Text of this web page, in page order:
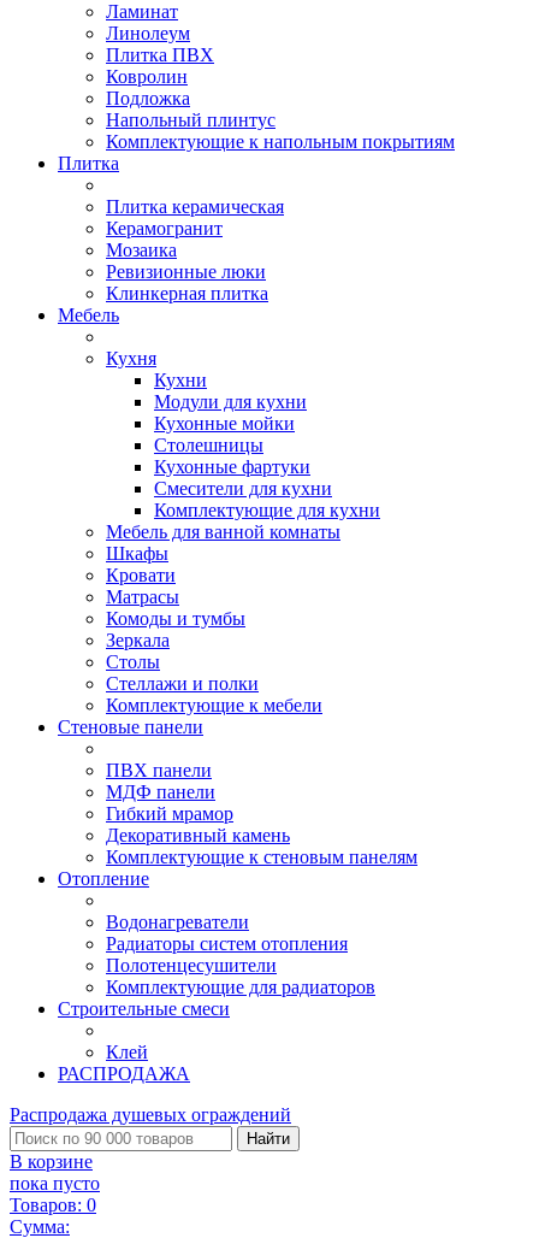
Ламинат
Линолеум
Плитка ПВХ
Ковролин
Подложка
Напольный плинтус
Комплектующие к напольным покрытиям
Плитка
Плитка керамическая
Керамогранит
Мозаика
Ревизионные люки
Клинкерная плитка
Мебель
Кухня
Кухни
Модули для кухни
Кухонные мойки
Столешницы
Кухонные фартуки
Смесители для кухни
Комплектующие для кухни
Мебель для ванной комнаты
Шкафы
Кровати
Матрасы
Комоды и тумбы
Зеркала
Столы
Стеллажи и полки
Комплектующие к мебели
Стеновые панели
ПВХ панели
МДФ панели
Гибкий мрамор
Декоративный камень
Комплектующие к стеновым панелям
Отопление
Водонагреватели
Радиаторы систем отопления
Полотенцесушители
Комплектующие для радиаторов
Строительные смеси
Клей
РАСПРОДАЖА
Распродажа душевых ограждений
Найти
В корзине
пока пусто
Товаров: 0
Сумма: